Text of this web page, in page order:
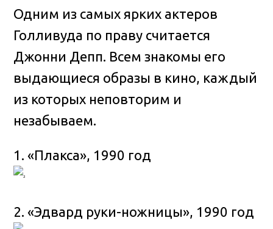
Одним из самых ярких актеров
Голливуда по праву считается
Джонни Депп. Всем знакомы его
выдающиеся образы в кино, каждый
из которых неповторим и
незабываем.
1. «Плакса», 1990 год
2. «Эдвард руки-ножницы», 1990 год